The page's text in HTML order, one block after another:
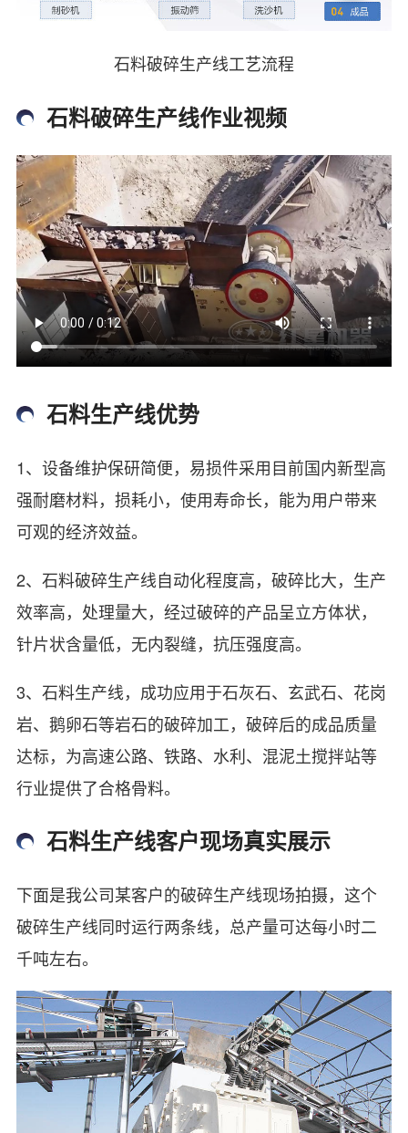
石料破碎生产线工艺流程
石料破碎生产线作业视频
石料生产线优势
1、设备维护保研简便，易损件采用目前国内新型高
强耐磨材料，损耗小，使用寿命长，能为用户带来
可观的经济效益。
2、石料破碎生产线自动化程度高，破碎比大，生产
效率高，处理量大，经过破碎的产品呈立方体状，
针片状含量低，无内裂缝，抗压强度高。
3、石料生产线，成功应用于石灰石、玄武石、花岗
岩、鹅卵石等岩石的破碎加工，破碎后的成品质量
达标，为高速公路、铁路、水利、混泥土搅拌站等
行业提供了合格骨料。
石料生产线客户现场真实展示
下面是我公司某客户的破碎生产线现场拍摄，这个
破碎生产线同时运行两条线，总产量可达每小时二
千吨左右。